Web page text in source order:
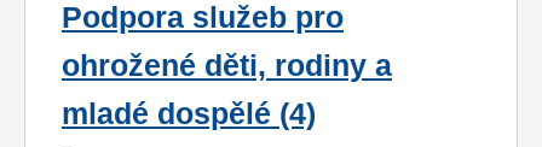
Podpora služeb pro
ohrožené děti, rodiny a
mladé dospělé (4)